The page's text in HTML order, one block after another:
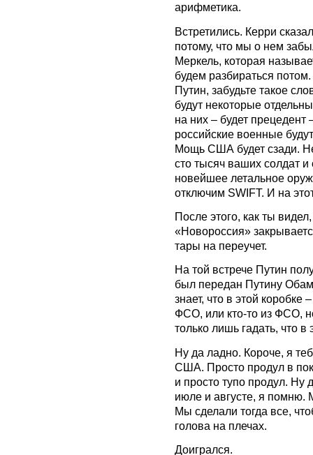
арифметика.
Встретились. Керри
потому, что мы о нем
Меркель, которая
будем разбираться
Путин, забудьте такое
будут некоторые
на них – будет
российские военные
Мощь США будет сзади.
сто тысяч ваших солдат
новейшее летальное
отключим SWIFT. И на
После этого, как ты
«Новороссия»
тары на переучет.
На той встрече Путин
был передан Путину
знает, что в этой
ФСО, или кто-то из ФСО,
только лишь гадать, что в
Ну да ладно. Короче, я
США. Просто продул в
и просто тупо продул.
июле и августе, я помню.
Мы сделали тогда все,
голова на плечах.
Доигрался.